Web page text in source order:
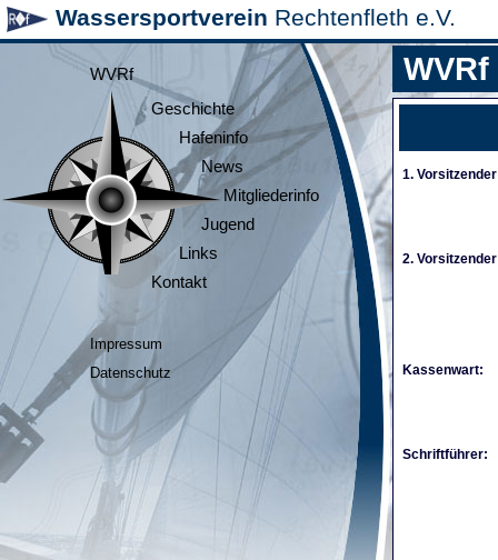
Wassersportverein Rechtenfleth e.V.
WVRf
Geschichte
Hafeninfo
News
Mitgliederinfo
Jugend
Links
Kontakt
Impressum
Datenschutz
WVRf
1.
2.
Kassenwart:
Schriftführer: